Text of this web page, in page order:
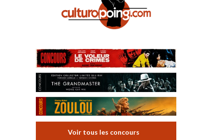
Voir tous les concours